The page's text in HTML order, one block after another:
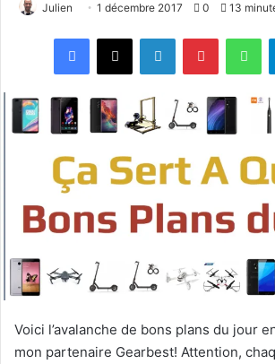
Julien 1 décembre 2017 0 13
Facebook
X LinkedinPinterest
Voici l’avalanche de bons plans du jour
mon partenaire Gearbest! Attention,